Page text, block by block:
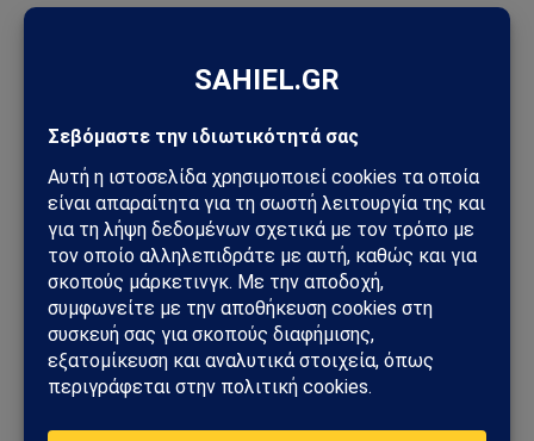
13/06/2026
ΚΌΣΜΟΣ
Ιράν: Μπλακ άουτ στις τραπεζικές κάρτες